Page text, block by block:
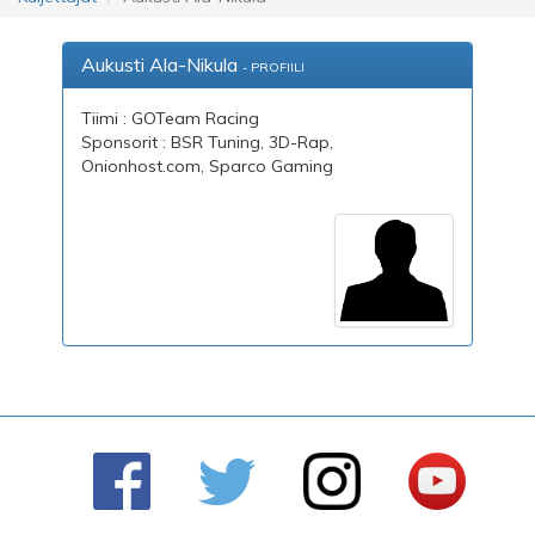
Aukusti Ala-Nikula - PROFIILI
Tiimi : GOTeam Racing
Sponsorit : BSR Tuning, 3D-Rap,
Onionhost.com, Sparco Gaming